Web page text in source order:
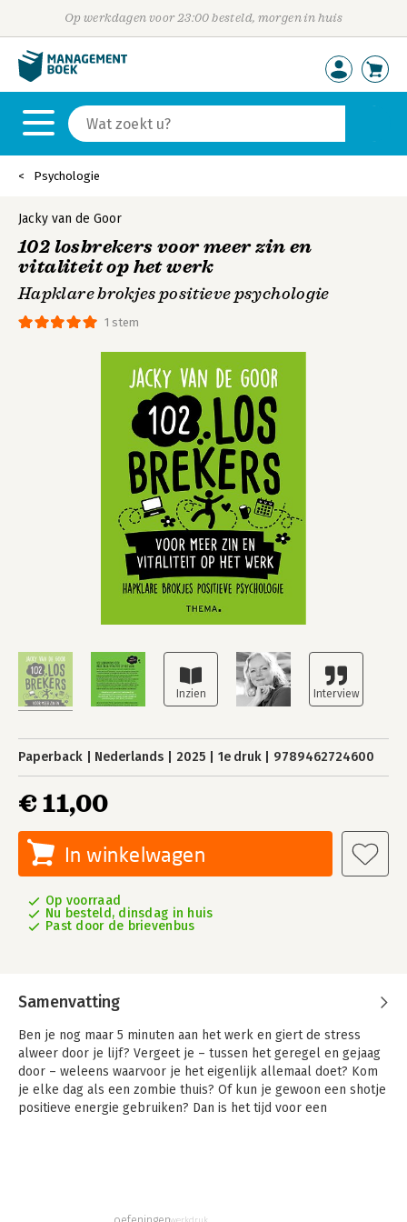
Op werkdagen voor 23:00 besteld, morgen in huis
Psychologie
1 stem
Jacky van de Goor
102 losbrekers voor meer zin en
vitaliteit op het werk
Hapklare brokjes positieve psychologie
Paperback Nederlands 2025 1e druk 9789462724600
€ 11,00
In winkelwagen
Op voorraad
Nu besteld, dinsdag in huis
Past door de brievenbus
Samenvatting
Ben je nog maar 5 minuten aan het werk en giert de stress
alweer door je lijf? Vergeet je – tussen het geregel en gejaag
door – weleens waarvoor je het eigenlijk allemaal doet? Kom
je elke dag als een zombie thuis? Of kun je gewoon een shotje
positieve energie gebruiken? Dan is het tijd voor een
werkdruk